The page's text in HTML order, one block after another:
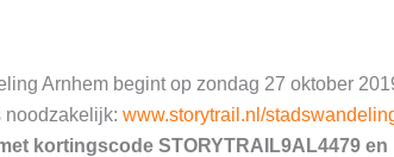
Arnhem begint op zondag 27 oktober
noodzakelijk: www.storytrail.nl/
kortingscode STORYTRAIL9AL4479 en